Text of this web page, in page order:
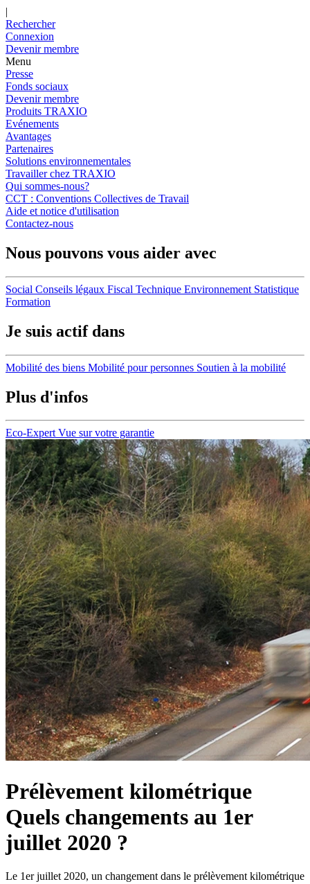
|
Rechercher
Connexion
Devenir membre
Menu
Presse
Fonds sociaux
Devenir membre
Produits TRAXIO
Evénements
Avantages
Partenaires
Solutions environnementales
Travailler chez TRAXIO
Qui sommes-nous?
CCT : Conventions Collectives de Travail
Aide et notice d'utilisation
Contactez-nous
Nous pouvons vous aider avec
Social Conseils légaux Fiscal Technique Environnement Statistique
Formation
Je suis actif dans
Mobilité des biens Mobilité pour personnes Soutien à la mobilité
Plus d'infos
Eco-Expert Vue sur votre garantie
Prélèvement kilométrique
Quels changements au 1er
juillet 2020 ?
Le 1er juillet 2020, un changement dans le prélèvement kilométrique